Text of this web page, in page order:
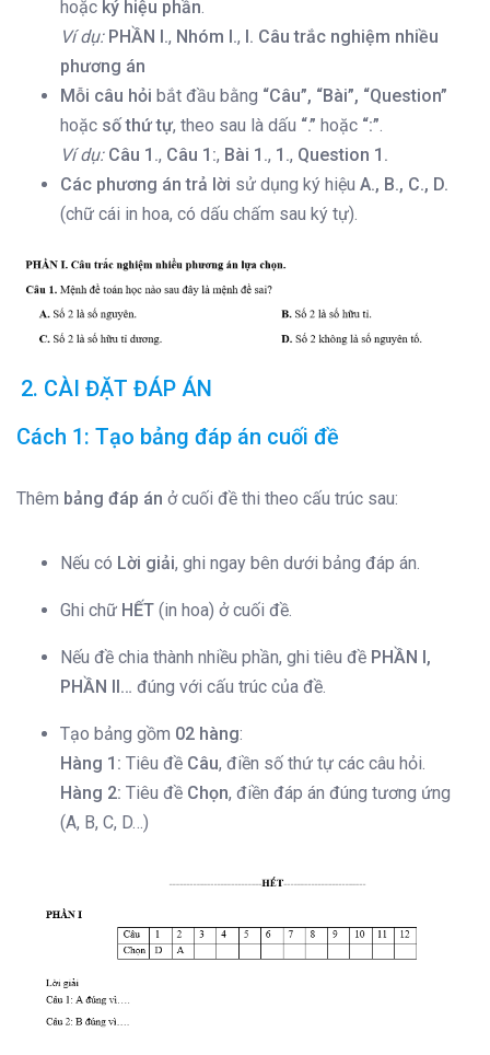
hoặc ký hiệu phần.
Ví dụ: PHẦN I., Nhóm I., I. Câu trắc nghiệm nhiều
phương án
Mỗi câu hỏi bắt đầu bằng “Câu”, “Bài”, “Question”
hoặc số thứ tự, theo sau là dấu “.” hoặc “:”.
Ví dụ: Câu 1., Câu 1:, Bài 1., 1., Question 1.
Các phương án trả lời sử dụng ký hiệu A., B., C., D.
(chữ cái in hoa, có dấu chấm sau ký tự).
2. CÀI ĐẶT ĐÁP ÁN
Cách 1: Tạo bảng đáp án cuối đề
Thêm bảng đáp án ở cuối đề thi theo cấu trúc sau:
Nếu có Lời giải, ghi ngay bên dưới bảng đáp án.
Ghi chữ HẾT (in hoa) ở cuối đề.
Nếu đề chia thành nhiều phần, ghi tiêu đề PHẦN I,
PHẦN II… đúng với cấu trúc của đề.
Tạo bảng gồm 02 hàng:
Hàng 1: Tiêu đề Câu, điền số thứ tự các câu hỏi.
Hàng 2: Tiêu đề Chọn, điền đáp án đúng tương ứng
(A, B, C, D…)